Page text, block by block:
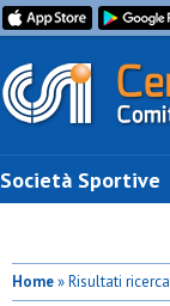
Società Sportive
Home» Risultati ricerca